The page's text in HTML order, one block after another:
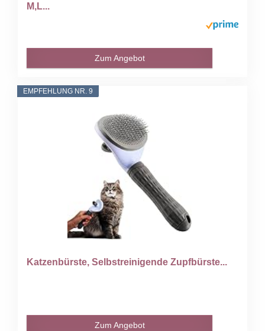
M,L...
Zum Angebot
EMPFEHLUNG NR. 9
Katzenbürste, Selbstreinigende Zupfbürste...
Zum Angebot